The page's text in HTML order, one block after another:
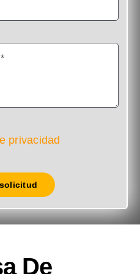
privacidad
De